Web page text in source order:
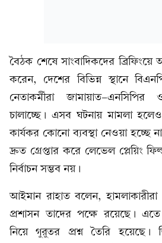
বৈঠক শেষে সাংবাদিকদের
করেন, দেশের বিভিন্ন স্থানে
নেতাকর্মীরা জামায়াত-
চালাচ্ছে। এসব ঘটনায় মামলা
কার্যকর কোনো ব্যবস্থা নেওয়া হচ্ছে
দ্রুত গ্রেপ্তার করে লেভেল প্লেয়িং
নির্বাচন সম্ভব নয়।
আইমান রাহাত বলেন,
প্রশাসন তাদের পক্ষে রয়েছে। এতে
নিয়ে গুরুতর প্রশ্ন তৈরি হয়েছে।